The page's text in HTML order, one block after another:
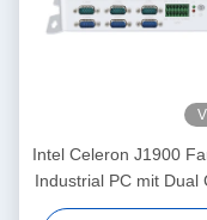
Intel Celeron J1900
Industrial PC mit Dual
GPIO und DDR3L